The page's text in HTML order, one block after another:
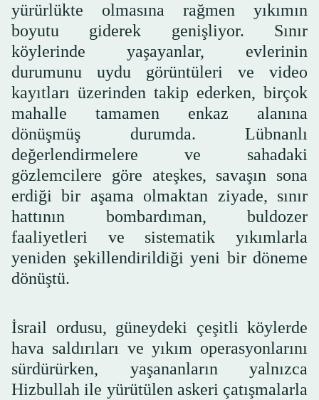
yürürlükte olmasına rağmen yıkımın
boyutu giderek genişliyor. Sınır
köylerinde yaşayanlar, evlerinin
durumunu uydu görüntüleri ve video
kayıtları üzerinden takip ederken, birçok
mahalle tamamen enkaz alanına
dönüşmüş durumda. Lübnanlı
değerlendirmelere ve sahadaki
gözlemcilere göre ateşkes, savaşın sona
erdiği bir aşama olmaktan ziyade, sınır
hattının bombardıman, buldozer
faaliyetleri ve sistematik yıkımlarla
yeniden şekillendirildiği yeni bir döneme
dönüştü.
İsrail ordusu, güneydeki çeşitli köylerde
hava saldırıları ve yıkım operasyonlarını
sürdürürken, yaşananların yalnızca
Hizbullah ile yürütülen askeri çatışmalarla